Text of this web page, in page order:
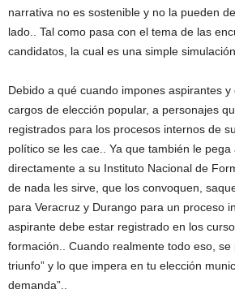
narrativa no es sostenible y no la pueden
lado.. Tal como pasa con el tema de las
candidatos, la cual es una simple simulación
Debido a qué cuando impones aspirantes
cargos de elección popular, a personajes
registrados para los procesos internos de
político se les cae.. Ya que también le pega
directamente a su Instituto Nacional de
de nada les sirve, que los convoquen,
para Veracruz y Durango para un proceso
aspirante debe estar registrado en los
formación.. Cuando realmente todo eso, se
triunfo” y lo que impera en tu elección
demanda”..